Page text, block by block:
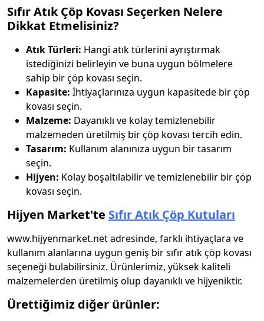
Sıfır Atık Çöp Kovası Seçerken Nelere
Dikkat Etmelisiniz?
Atık Türleri: Hangi atık türlerini ayrıştırmak
istediğinizi belirleyin ve buna uygun bölmelere
sahip bir çöp kovası seçin.
Kapasite: İhtiyaçlarınıza uygun kapasitede bir çöp
kovası seçin.
Malzeme: Dayanıklı ve kolay temizlenebilir
malzemeden üretilmiş bir çöp kovası tercih edin.
Tasarım: Kullanım alanınıza uygun bir tasarım
seçin.
Hijyen: Kolay boşaltılabilir ve temizlenebilir bir çöp
kovası seçin.
Hijyen Market'te Sıfır Atık Çöp Kutuları
www.hijyenmarket.net adresinde, farklı ihtiyaçlara ve
kullanım alanlarına uygun geniş bir sıfır atık çöp kovası
seçeneği bulabilirsiniz. Ürünlerimiz, yüksek kaliteli
malzemelerden üretilmiş olup dayanıklı ve hijyeniktir.
Ürettiğimiz diğer ürünler: